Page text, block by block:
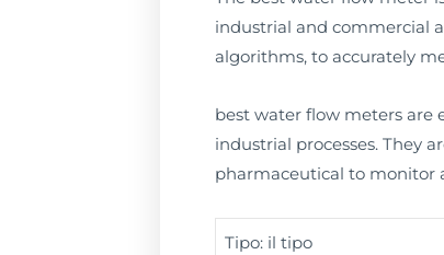
industrial and commercial
algorithms, to accurately
best water flow meters are
industrial processes. They
pharmaceutical to monitor
Tipo: il tipo